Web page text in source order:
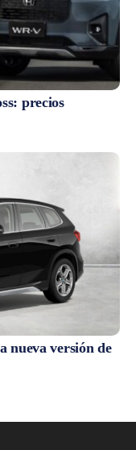
precios
nueva versión de